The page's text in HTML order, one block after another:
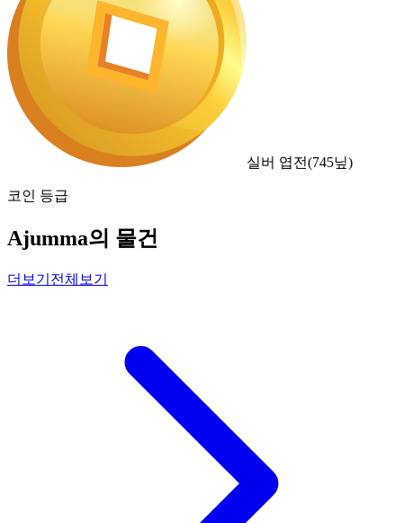
실버 엽전(745닢)
코인 등급
Ajumma의 물건
더보기 전체보기